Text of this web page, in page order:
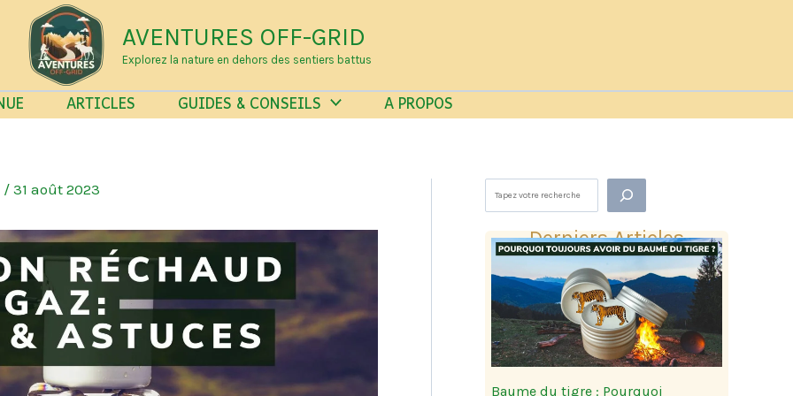
AVENTURES OFF-GRID
Explorez la nature en dehors des sentiers battus
ARTICLES GUIDES & CONSEILS A PROPOS
/ 31 août 2023
Derniers Articles
Baume du tigre : Pourquoi